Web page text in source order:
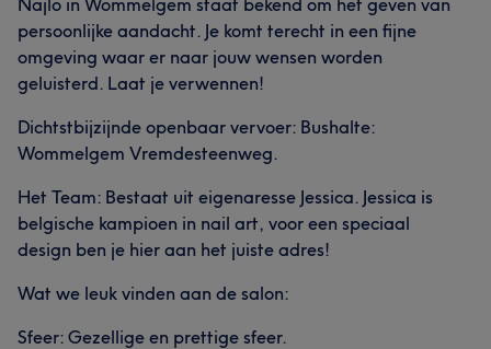
persoonlijke aandacht. Je komt terecht in een fijne
omgeving waar er naar jouw wensen worden
geluisterd. Laat je verwennen!
Dichtstbijzijnde openbaar vervoer: Bushalte:
Wommelgem Vremdesteenweg.
Het Team: Bestaat uit eigenaresse Jessica. Jessica is
belgische kampioen in nail art, voor een speciaal
design ben je hier aan het juiste adres!
Wat we leuk vinden aan de salon:
Sfeer: Gezellige en prettige sfeer.